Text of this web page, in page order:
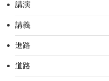
講演
講義
進路
道路